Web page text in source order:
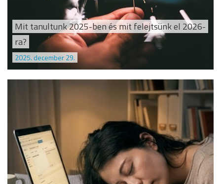
Mit tanultunk 2025-ben és mit felejtsünk el 2026-
ra?
2025. december 29.